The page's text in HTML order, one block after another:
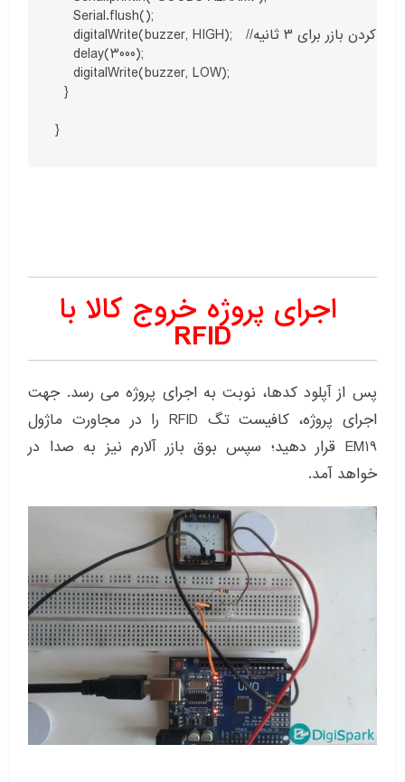
    Serial.flush();
    digitalWrite(buzzer, HIGH);   //فعال کردن بازر برای ۳ ثانیه
    delay(3000);
    digitalWrite(buzzer, LOW);
  }
}
اجرای پروژه خروج کالا با
RFID
پس از آپلود کدها، نوبت به اجرای پروژه می رسد. جهت
اجرای پروژه، کافیست تگ RFID را در مجاورت ماژول
EM19 قرار دهید؛ سپس بوق بازر آلارم نیز به صدا در
خواهد آمد.